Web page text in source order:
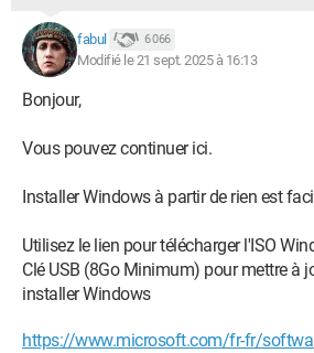
fabul 6 066
Modifié le 21 sept. 2025 à 16:13
Bonjour,
Vous pouvez continuer ici.
Installer Windows à partir de rien est
Utilisez le lien pour télécharger l'ISO
Clé USB (8Go Minimum) pour mettre à
installer Windows
https://www.microsoft.com/fr-fr/